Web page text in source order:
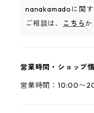
nanakamadoに関
ご相談は、
こちら
営業時間・ショップ
営業時間：10:00〜